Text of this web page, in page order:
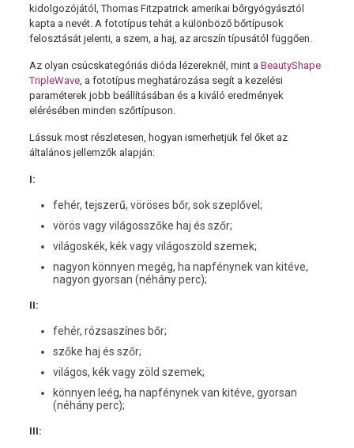
kidolgozójától, Thomas Fitzpatrick amerikai bőrgyógyásztól
kapta a nevét. A fototípus tehát a különböző bőrtípusok
felosztását jelenti, a szem, a haj, az arcszín típusától függően.
Az olyan csúcskategóriás dióda lézereknél, mint a BeautyShape
TripleWave, a fototípus meghatározása segít a kezelési
paraméterek jobb beállításában és a kiváló eredmények
elérésében minden szőrtípuson.
Lássuk most részletesen, hogyan ismerhetjük fel őket az
általános jellemzők alapján:
I:
fehér, tejszerű, vöröses bőr, sok szeplővel;
vörös vagy világosszőke haj és szőr;
világoskék, kék vagy világoszöld szemek;
nagyon könnyen megég, ha napfénynek van kitéve,
nagyon gyorsan (néhány perc);
II:
fehér, rózsaszínes bőr;
szőke haj és szőr;
világos, kék vagy zöld szemek;
könnyen leég, ha napfénynek van kitéve, gyorsan
(néhány perc);
III: